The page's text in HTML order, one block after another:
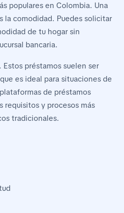
populares en Colombia. Una
la comodidad. Puedes solicitar
de tu hogar sin
bancaria.
préstamos suelen ser
es ideal para situaciones de
de préstamos
y procesos más
tradicionales.